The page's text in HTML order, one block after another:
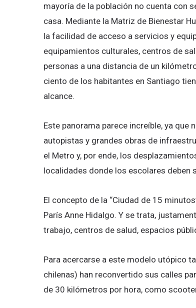
mayoría de la población no cuenta con
casa. Mediante la Matriz de Bienestar
la facilidad de acceso a servicios y
equipamientos culturales, centros de
personas a una distancia de un
ciento de los habitantes en Santiago
alcance.
Este panorama parece increíble, ya que
autopistas y grandes obras de
el Metro y, por ende, los
localidades donde los escolares deben
El concepto de la “Ciudad de 15
París Anne Hidalgo. Y se trata,
trabajo, centros de salud, espacios
Para acercarse a este modelo utópico
chilenas) han reconvertido sus calles
de 30 kilómetros por hora, como